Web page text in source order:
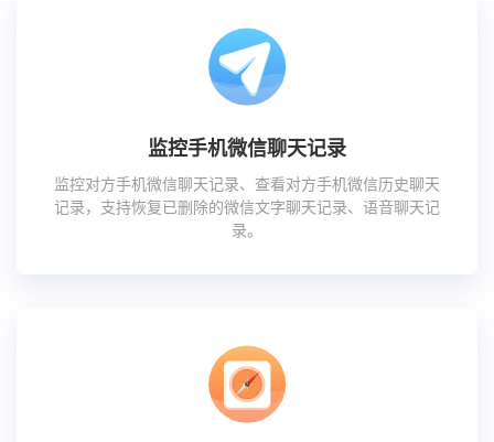
监控手机微信聊天记录
监控对方手机微信聊天记录、查看对方手机微信历史聊天
记录，支持恢复已删除的微信文字聊天记录、语音聊天记
录。